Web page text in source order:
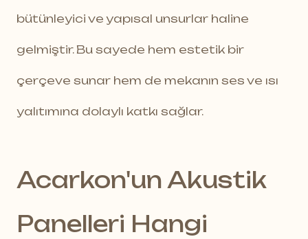
bütünleyici ve yapısal unsurlar haline
gelmiştir. Bu sayede hem estetik bir
çerçeve sunar hem de mekanın ses ve ısı
yalıtımına dolaylı katkı sağlar.
Acarkon'un Akustik
Panelleri Hangi